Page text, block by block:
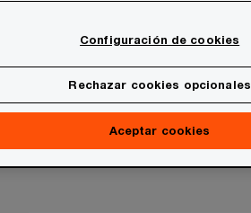
Configuración de cookies
Rechazar cookies opcionales
Aceptar cookies